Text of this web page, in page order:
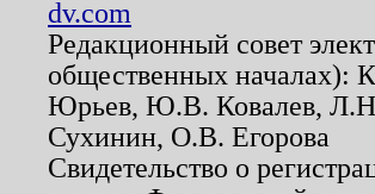
dv.com
Редакционный совет
общественных
Юрьев, Ю.В. Ковалев,
Сухинин, О.В. Егорова
Свидетельство о